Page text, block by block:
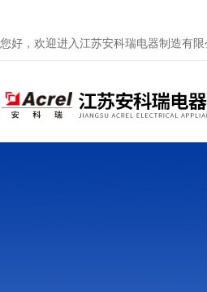
您好，欢迎进入江苏安科瑞电器制造有限